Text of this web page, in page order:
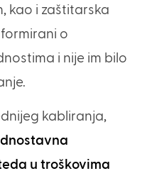
kao i zaštitarska
o
i nije im bilo
kabliranja,
u troškovima